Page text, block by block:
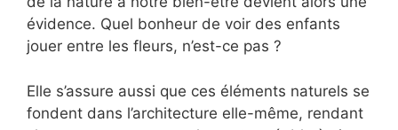
évidence. Quel bonheur de voir des enfants
jouer entre les fleurs, n’est-ce pas ?
Elle s’assure aussi que ces éléments naturels se
fondent dans l’architecture elle-même, rendant